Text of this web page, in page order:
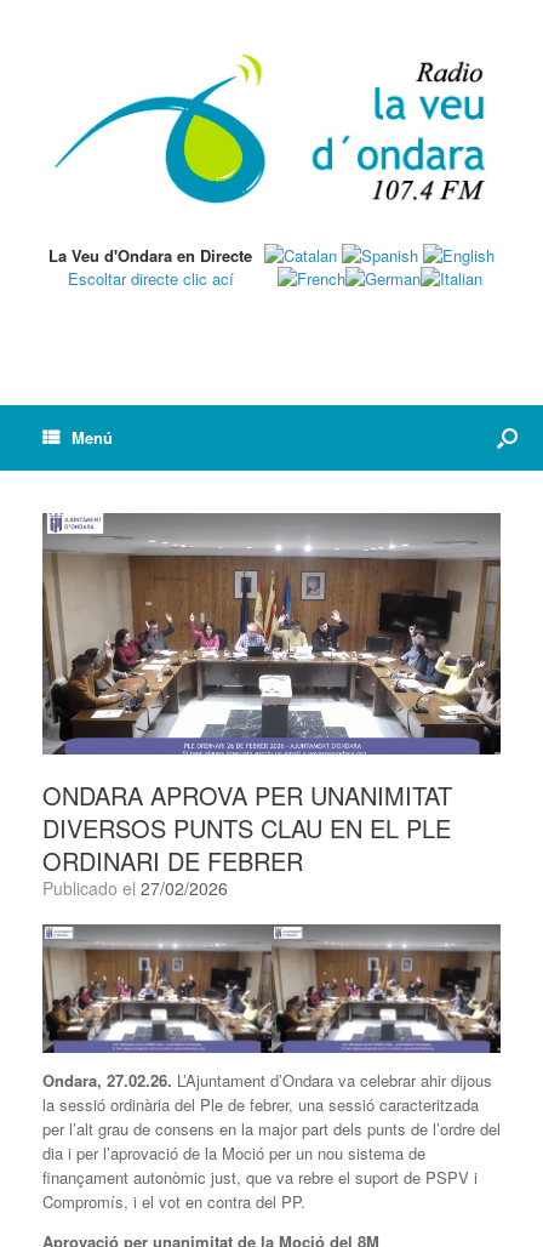
La Veu d'Ondara en Directe
Escoltar directe clic ací
Menú
ONDARA APROVA PER UNANIMITAT
DIVERSOS PUNTS CLAU EN EL PLE
ORDINARI DE FEBRER
Publicado el 27/02/2026
Ondara, 27.02.26. L’Ajuntament d’Ondara va celebrar ahir dijous
la sessió ordinària del Ple de febrer, una sessió caracteritzada
per l’alt grau de consens en la major part dels punts de l’ordre del
dia i per l’aprovació de la Moció per un nou sistema de
finançament autonòmic just, que va rebre el suport de PSPV i
Compromís, i el vot en contra del PP.
Aprovació per unanimitat de la Moció del 8M